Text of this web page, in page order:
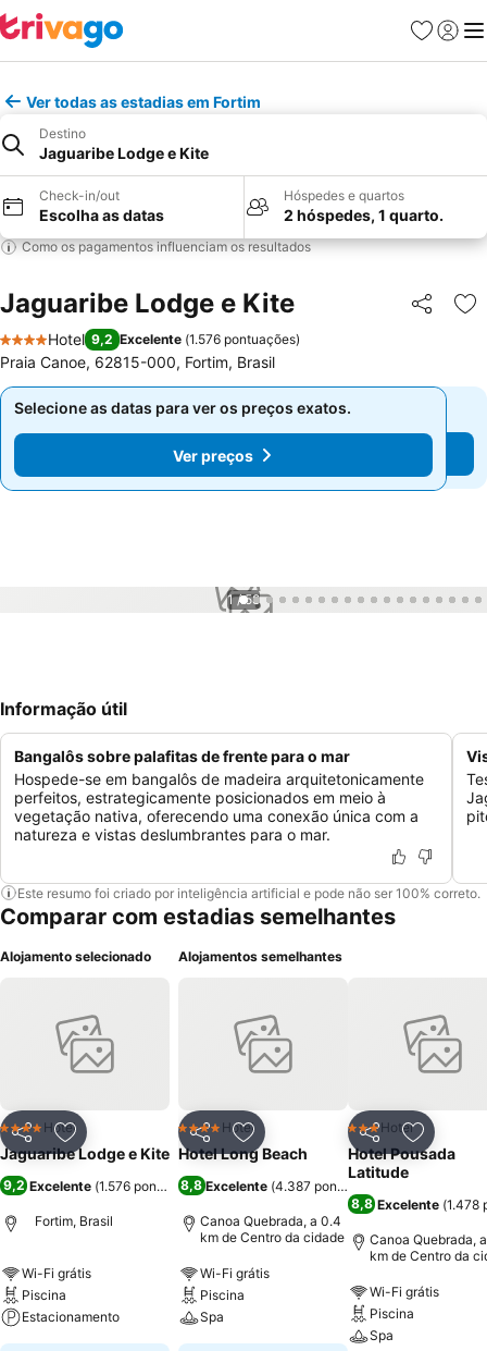
Favoritos
Iniciar
Ver todas as estadias em Fortim
Destino
Jaguaribe Lodge e Kite
Check-in/out
Escolha as datas
Hóspedes e quartos
2 hóspedes, 1 quarto.
Como os pagamentos influenciam os resultados
Jaguaribe Lodge e Kite Partilhar
4 Estrelas
Hotel 9,2 Excelente (1.576 pontuações)
Praia Canoe, 62815-000, Fortim, Brasil
Selecione as datas para ver os preços exatos.
Ver preços
Selecione as datas para ver os preços exatos.
Ver preços
1 / 58
Informação útil
Bangalôs sobre palafitas de frente para o mar
Hospede-se em bangalôs de madeira arquitetonicamente
perfeitos, estrategicamente posicionados em meio à
vegetação nativa, oferecendo uma conexão única com a
natureza e vistas deslumbrantes para o mar.
Este resumo foi criado por inteligência artificial e pode não ser 100% correto.
Comparar com estadias semelhantes
Alojamento selecionado
PartilharAdicionar aos favoritos
4 EstrelasHotel
Jaguaribe Lodge e Kite
9,2 Excelente (1.576 pontuações)
Fortim, Brasil
Wi-Fi grátis
Piscina
Estacionamento
Alojamentos semelhantes
PartilharAdicionar aos favoritos
4 EstrelasHotel
Hotel Long Beach
8,8Excelente (4.387 pontuações
Canoa Quebrada, a 0.4
km de Centro da cidade
Wi-Fi grátis
Piscina
Spa
Partilhar
3 Estrelas
Hotel
Hotel Pousada
Latitude
8,8 Excelente (1.478
Canoa Quebrada,
km de Centro da
Wi-Fi grátis
Piscina
Spa